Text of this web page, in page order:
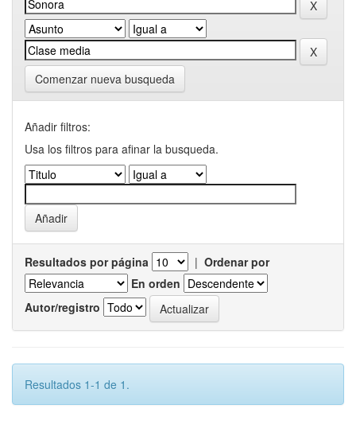
Comenzar nueva busqueda
Añadir filtros:
Usa los filtros para afinar la busqueda.
Resultados por página | Ordenar por
En orden
Autor/registro
Resultados 1-1 de 1.